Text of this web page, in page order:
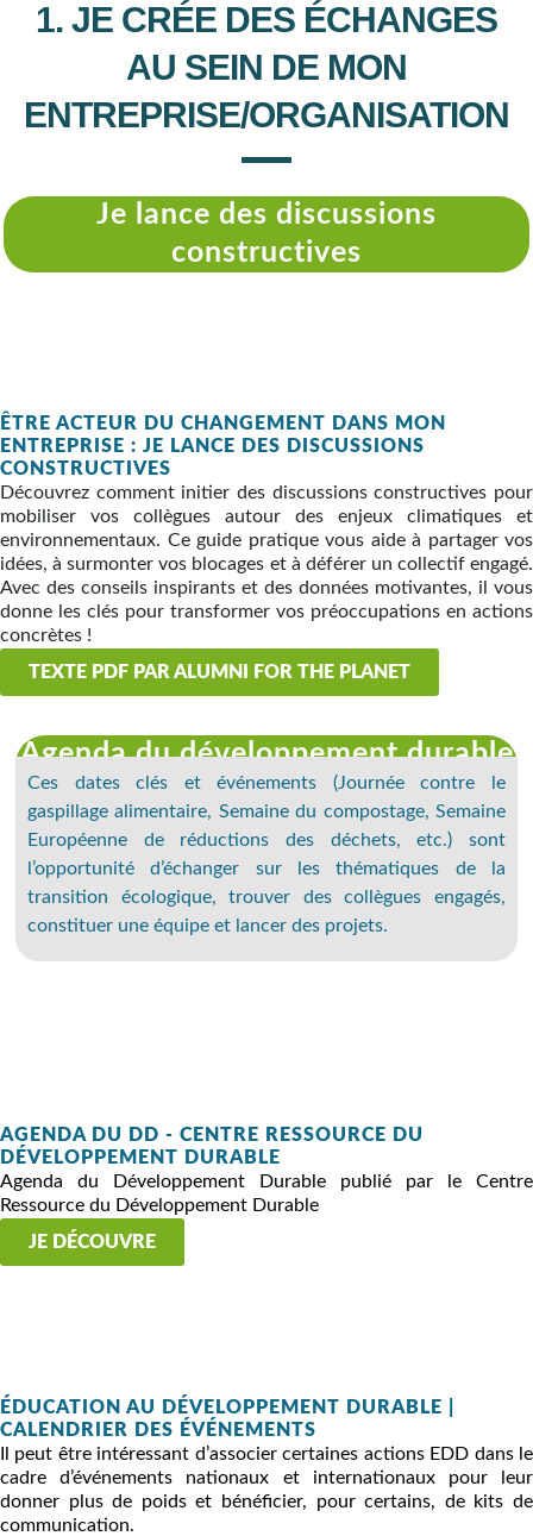
1. JE CRÉE DES ÉCHANGES
AU SEIN DE MON
ENTREPRISE/ORGANISATION
Je lance des discussions
constructives
ÊTRE ACTEUR DU CHANGEMENT DANS MON
ENTREPRISE : JE LANCE DES DISCUSSIONS
CONSTRUCTIVES
Découvrez comment initier des discussions constructives pour
mobiliser vos collègues autour des enjeux climatiques et
environnementaux. Ce guide pratique vous aide à partager vos
idées, à surmonter vos blocages et à déférer un collectif engagé.
Avec des conseils inspirants et des données motivantes, il vous
donne les clés pour transformer vos préoccupations en actions
concrètes !
TEXTE PDF PAR ALUMNI FOR THE PLANET
Agenda du développement durable
Ces dates clés et événements (Journée contre le
gaspillage alimentaire, Semaine du compostage, Semaine
Européenne de réductions des déchets, etc.) sont
l’opportunité d’échanger sur les thématiques de la
transition écologique, trouver des collègues engagés,
constituer une équipe et lancer des projets.
AGENDA DU DD - CENTRE RESSOURCE DU
DÉVELOPPEMENT DURABLE
Agenda du Développement Durable publié par le Centre
Ressource du Développement Durable
JE DÉCOUVRE
ÉDUCATION AU DÉVELOPPEMENT DURABLE |
CALENDRIER DES ÉVÉNEMENTS
Il peut être intéressant d’associer certaines actions EDD dans le
cadre d’événements nationaux et internationaux pour leur
donner plus de poids et bénéficier, pour certains, de kits de
communication.